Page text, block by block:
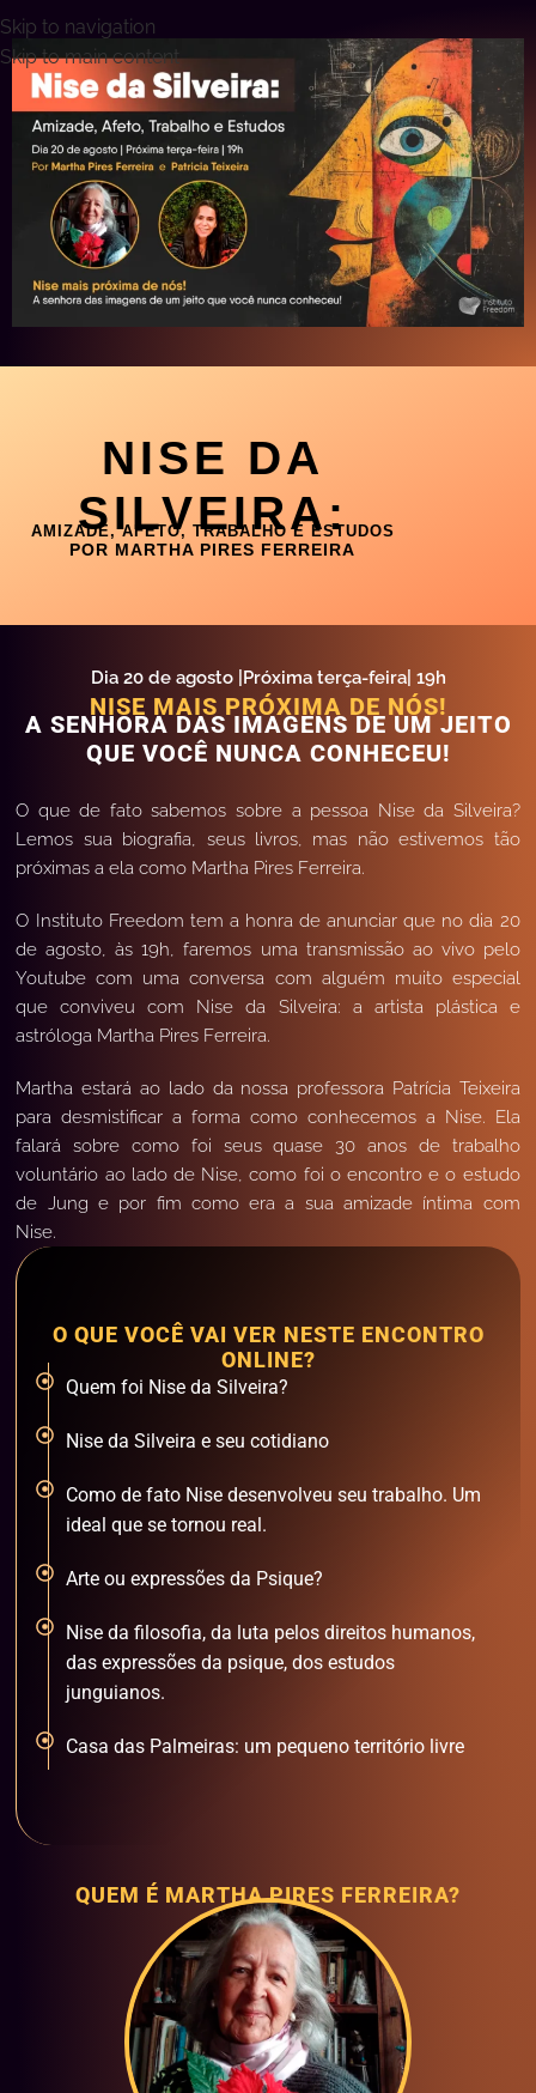
Skip to navigation
Skip to main content
NISE DA
SILVEIRA:
AMIZADE, AFETO, TRABALHO E ESTUDOS
POR MARTHA PIRES FERREIRA
Dia 20 de agosto |Próxima terça-feira| 19h
NISE MAIS PRÓXIMA DE NÓS!
A SENHORA DAS IMAGENS DE UM JEITO
QUE VOCÊ NUNCA CONHECEU!
O que de fato sabemos sobre a pessoa Nise da Silveira?
Lemos sua biografia, seus livros, mas não estivemos tão
próximas a ela como Martha Pires Ferreira.
O Instituto Freedom tem a honra de anunciar que no dia 20
de agosto, às 19h, faremos uma transmissão ao vivo pelo
Youtube com uma conversa com alguém muito especial
que conviveu com Nise da Silveira: a artista plástica e
astróloga Martha Pires Ferreira.
Martha estará ao lado da nossa professora Patrícia Teixeira
para desmistificar a forma como conhecemos a Nise. Ela
falará sobre como foi seus quase 30 anos de trabalho
voluntário ao lado de Nise, como foi o encontro e o estudo
de Jung e por fim como era a sua amizade íntima com
Nise.
O QUE VOCÊ VAI VER NESTE ENCONTRO
ONLINE?
Quem foi Nise da Silveira?
Nise da Silveira e seu cotidiano
Como de fato Nise desenvolveu seu trabalho. Um
ideal que se tornou real.
Arte ou expressões da Psique?
Nise da filosofia, da luta pelos direitos humanos,
das expressões da psique, dos estudos
junguianos.
Casa das Palmeiras: um pequeno território livre
QUEM É MARTHA PIRES FERREIRA?